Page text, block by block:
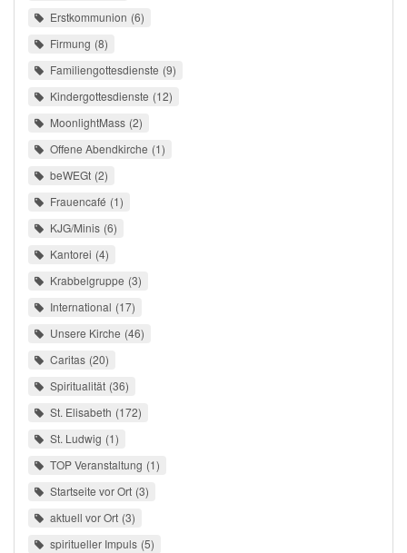
Erstkommunion 6
Firmung 8
Familiengottesdienste 9
Kindergottesdienste 12
MoonlightMass 2
Offene Abendkirche 1
beWEGt 2
Frauencafé 1
KJG/Minis 6
Kantorei 4
Krabbelgruppe 3
International 17
Unsere Kirche 46
Caritas 20
Spiritualität 36
St. Elisabeth 172
St. Ludwig 1
TOP Veranstaltung 1
Startseite vor Ort 3
aktuell vor Ort 3
spiritueller Impuls 5